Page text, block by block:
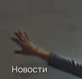
Новости